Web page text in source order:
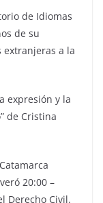
de Idiomas
de su
extranjeras a la
expresión y la
de Cristina
20:00 –
Derecho Civil.